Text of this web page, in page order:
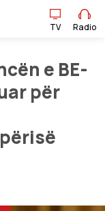
TV Radio
e BE-
për